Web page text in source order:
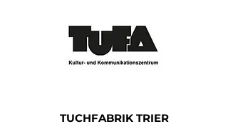
TUCHFABRIK TRIER